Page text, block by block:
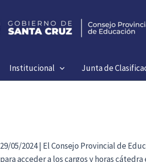
Institucional Junta de
29/05/2024 | El Consejo Provincial de
para acceder a los cargos y horas